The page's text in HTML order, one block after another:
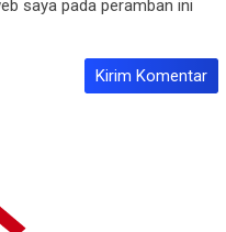
saya pada peramban ini